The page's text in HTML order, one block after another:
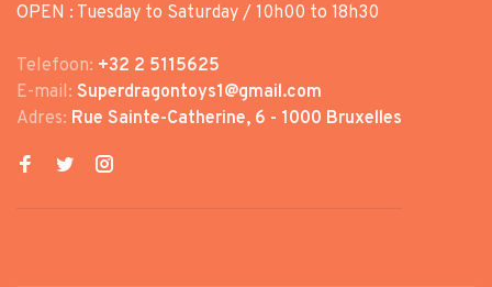
OPEN : Tuesday to Saturday / 10h00 to 18h30
Telefoon: +32 2 5115625
E-mail: Superdragontoys1@gmail.com
Adres: Rue Sainte-Catherine, 6 - 1000 Bruxelles